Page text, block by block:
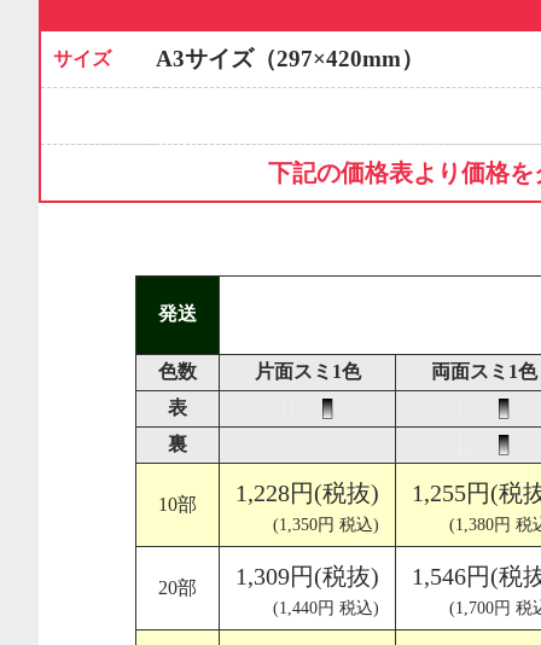
サイズ A3サイズ（297×420mm）
下記の価格表より価格
発送
色数 片面スミ1色
両面スミ1色
表
裏
10部 1,228円(税抜)
(1,350円 税込)
1,255円(税
(1,380円 税
20部 1,309円(税抜)
(1,440円 税込)
1,546円(税
(1,700円 税